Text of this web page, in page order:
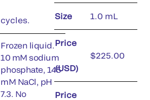
cycles.
Frozen liquid.
10 mM sodium
phosphate, 145
mM NaCl, pH
7.3. No
Size 1.0 mL
Price
(USD)
$225.00
Price